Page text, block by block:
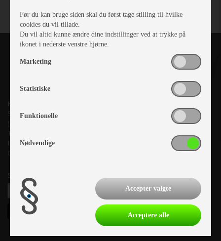
Kronjyllands Camping Center A/S
Suderholmen 10, 8960 Randers SØ
(Lige ud til Grenåvej)
Tlf. +45 87 10 98 70
Info@as-kcc.dk
CVR: 33 38 77 33
Samtykke til nyhedsbrev
Før du kan bruge siden skal du først tage stilling til hvilke
cookies du vil tillade.
Du vil altid kunne ændre dine indstillinger ved at trykke på
ikonet i nederste venstre hjørne.
Marketing
Statistiske
Funktionelle
Nødvendige
Accepter valgte
Acceptere alle